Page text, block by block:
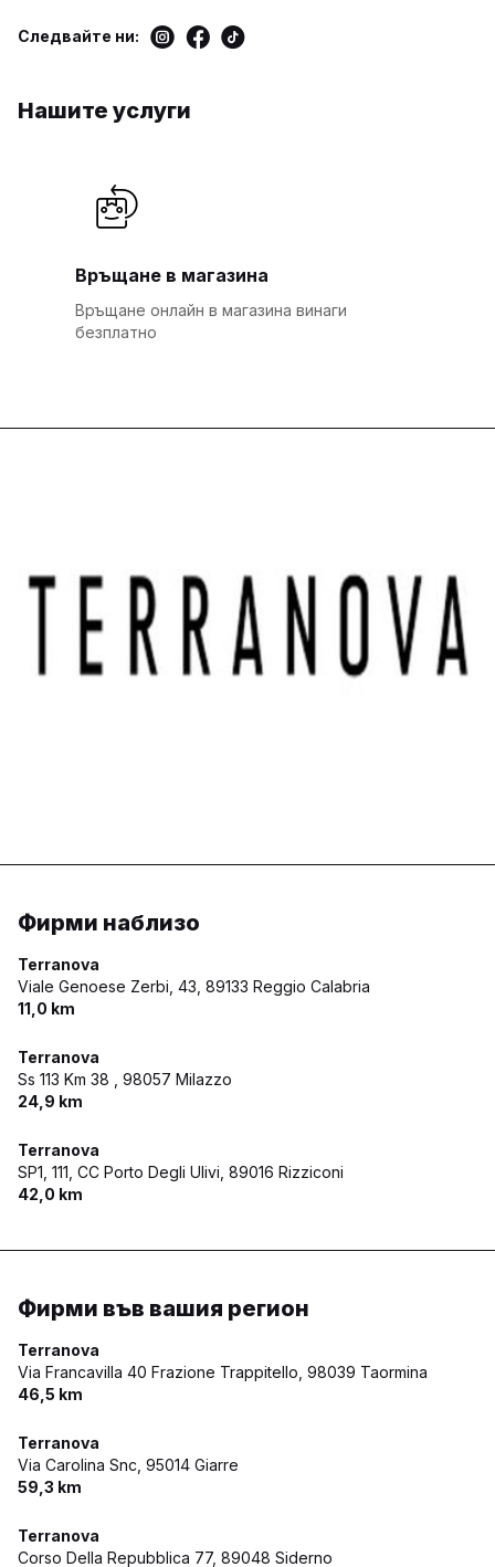
Следвайте ни:
Нашите услуги
Връщане в магазина
Връщане онлайн в магазина винаги
безплатно
Фирми наблизо
Terranova
Viale Genoese Zerbi, 43, 89133 Reggio Calabria
11,0 km
Terranova
Ss 113 Km 38 ,
98057 Milazzo
24,9 km
Terranova
SP1, 111, CC Porto Degli Ulivi, 89016 Rizziconi
42,0 km
Фирми във вашия регион
Terranova
Via Francavilla 40 Frazione Trappitello, 98039 Taormina
46,5 km
Terranova
Via Carolina Snc, 95014 Giarre
59,3 km
Terranova
Corso Della Repubblica 77, 89048 Siderno